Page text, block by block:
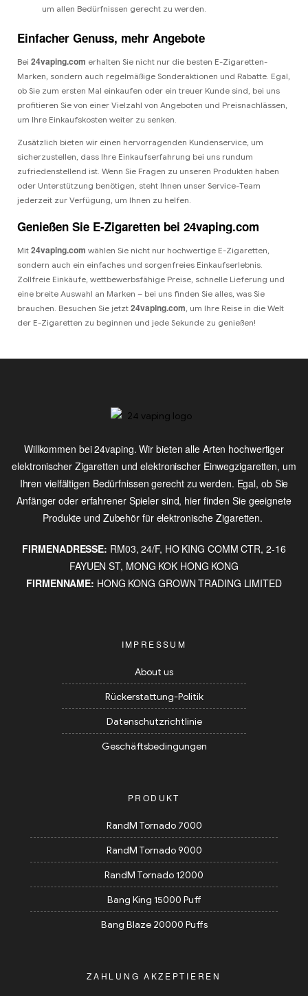
um allen Bedürfnissen gerecht zu werden.
Einfacher Genuss, mehr Angebote
Bei 24vaping.com erhalten Sie nicht nur die besten E-Zigaretten-
Marken, sondern auch regelmäßige Sonderaktionen und Rabatte. Egal,
ob Sie zum ersten Mal einkaufen oder ein treuer Kunde sind, bei uns
profitieren Sie von einer Vielzahl von Angeboten und Preisnachlässen,
um Ihre Einkaufskosten weiter zu senken.
Zusätzlich bieten wir einen hervorragenden Kundenservice, um
sicherzustellen, dass Ihre Einkaufserfahrung bei uns rundum
zufriedenstellend ist. Wenn Sie Fragen zu unseren Produkten haben
oder Unterstützung benötigen, steht Ihnen unser Service-Team
jederzeit zur Verfügung, um Ihnen zu helfen.
Genießen Sie E-Zigaretten bei 24vaping.com
Mit 24vaping.com wählen Sie nicht nur hochwertige E-Zigaretten,
sondern auch ein einfaches und sorgenfreies Einkaufserlebnis.
Zollfreie Einkäufe, wettbewerbsfähige Preise, schnelle Lieferung und
eine breite Auswahl an Marken – bei uns finden Sie alles, was Sie
brauchen. Besuchen Sie jetzt 24vaping.com , um Ihre Reise in die Welt
der E-Zigaretten zu beginnen und jede Sekunde zu genießen!
Willkommen bei 24vaping. Wir bieten alle Arten hochwertiger
elektronischer Zigaretten und elektronischer Einwegzigaretten, um
Ihren vielfältigen Bedürfnissen gerecht zu werden. Egal, ob Sie
Anfänger oder erfahrener Spieler sind, hier finden Sie geeignete
Produkte und Zubehör für elektronische Zigaretten.
FIRMENADRESSE: RM03, 24/F, HO KING COMM CTR, 2-16
FAYUEN ST, MONG KOK HONG KONG
FIRMENNAME: HONG KONG GROWN TRADING LIMITED
IMPRESSUM
About us
Rückerstattung-Politik
Datenschutzrichtlinie
Geschäftsbedingungen
PRODUKT
RandM Tornado 7000
RandM Tornado 9000
RandM Tornado 12000
Bang King 15000 Puff
Bang Blaze 20000 Puffs
ZAHLUNG AKZEPTIEREN